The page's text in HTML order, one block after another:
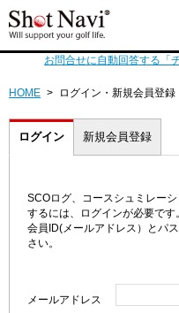
お問合せに自動回答する「
HOME > ログイン・新規会員登録
ログイン 新規会員登録
SCOログ、コースシュミレー
するには、ログインが必要です
会員ID(メールアドレス）とパ
さい。
メールアドレス